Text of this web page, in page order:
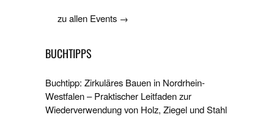
zu allen Events →
BUCHTIPPS
Buchtipp: Zirkuläres Bauen in Nordrhein-
Westfalen – Praktischer Leitfaden zur
Wiederverwendung von Holz, Ziegel und Stahl